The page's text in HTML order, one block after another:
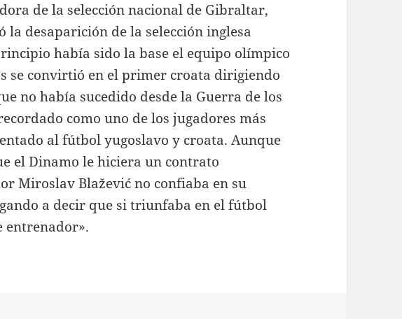
de la selección nacional de Gibraltar,
la desaparición de la selección inglesa
había sido la base el equipo olímpico
se convirtió en el primer croata dirigiendo
no había sucedido desde la Guerra de los
como uno de los jugadores más
al fútbol yugoslavo y croata. Aunque
el Dinamo le hiciera un contrato
Miroslav Blažević no confiaba en su
a decir que si triunfaba en el fútbol
entrenador».